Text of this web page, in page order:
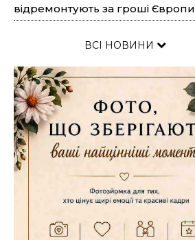
відремонтують за гроші Європи
ВСІ НОВИНИ